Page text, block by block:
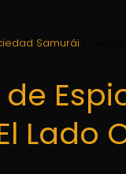
Samurái
Lado